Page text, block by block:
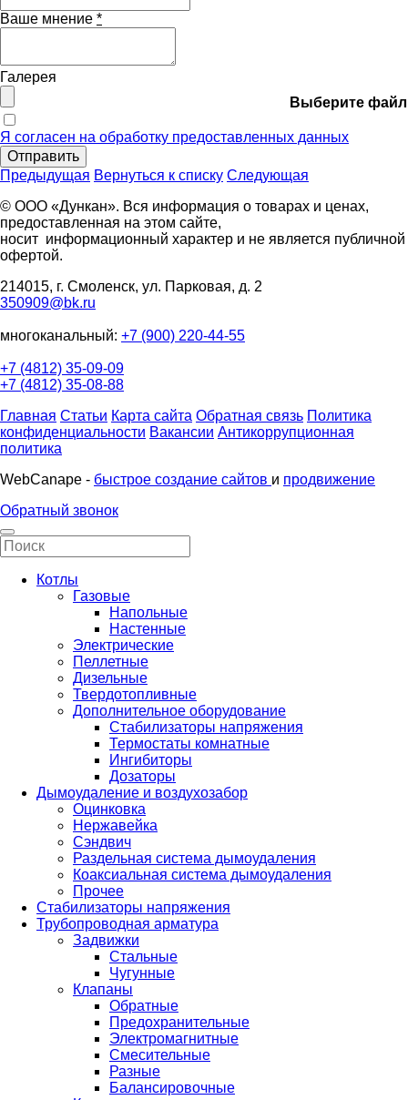
Ваше мнение *
Галерея
Выберите файл
Я согласен на обработку предоставленных данных
Отправить
Предыдущая Вернуться к списку Следующая
© ООО «Дункан». Вся информация о товарах и ценах,
предоставленная на этом сайте,
носит информационный характер и не является публичной
офертой.
214015, г. Смоленск, ул. Парковая, д. 2
350909@bk.ru
многоканальный: +7 (900) 220-44-55
+7 (4812) 35-09-09
+7 (4812) 35-08-88
Главная Статьи Карта сайта Обратная связь Политика
конфиденциальности Вакансии Антикоррупционная
политика
WebCanape - быстрое создание сайтов и продвижение
Обратный звонок
Котлы
Газовые
Напольные
Настенные
Электрические
Пеллетные
Дизельные
Твердотопливные
Дополнительное оборудование
Стабилизаторы напряжения
Термостаты комнатные
Ингибиторы
Дозаторы
Дымоудаление и воздухозабор
Оцинковка
Нержавейка
Сэндвич
Раздельная система дымоудаления
Коаксиальная система дымоудаления
Прочее
Стабилизаторы напряжения
Трубопроводная арматура
Задвижки
Стальные
Чугунные
Клапаны
Обратные
Предохранительные
Электромагнитные
Смесительные
Разные
Балансировочные